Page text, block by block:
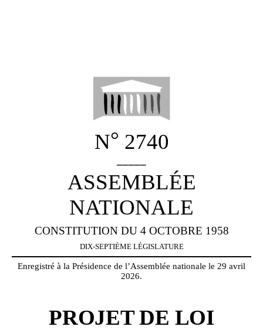
N° 2740
ASSEMBLÉE
NATIONALE
CONSTITUTION DU 4 OCTOBRE 1958
DIX‑SEPTIÈME LÉGISLATURE
Enregistré à la Présidence de l’Assemblée nationale le 29 avril
2026.
PROJET DE LOI